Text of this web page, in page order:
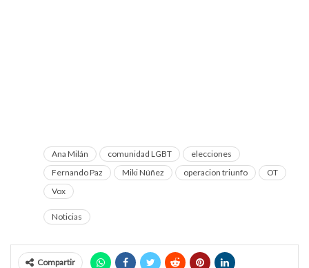
Ana Milán comunidad LGBT
elecciones
Fernando Paz
Miki Núñez operacion triunfo
OT
Vox
Noticias
Compartir